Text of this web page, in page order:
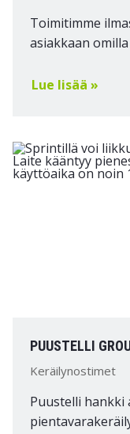
Toimitimme
asiakkaan
Lue lisää »
PUUSTELLI
Keräilynostimet
Puustelli